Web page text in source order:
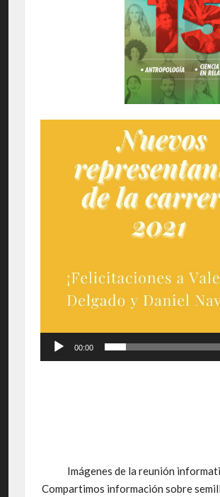
00:00
Imágenes de la reunión
Compartimos información sobre